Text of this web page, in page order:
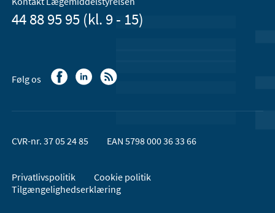
44 88 95 95 (kl. 9 - 15)
Følg os
CVR-nr. 37 05 24 85 EAN 5798 000 36 33 66
Privatlivspolitik
Cookie politik
Tilgængelighedserklæring